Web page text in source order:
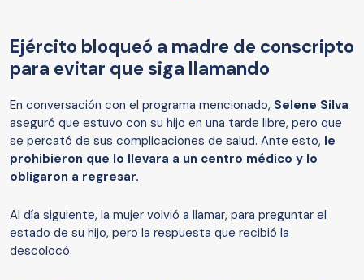
Ejército bloqueó a madre de conscripto
para evitar que siga llamando
En conversación con el programa mencionado, Selene Silva
aseguró que estuvo con su hijo en una tarde libre, pero que
se percató de sus complicaciones de salud. Ante esto, le
prohibieron que lo llevara a un centro médico y lo
obligaron a regresar.
Al día siguiente, la mujer volvió a llamar, para preguntar el
estado de su hijo, pero la respuesta que recibió la
descolocó.